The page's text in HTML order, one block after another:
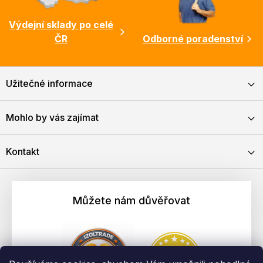
Výdejní sklady po celé
ČR
Odborné poradenství
Užitečné informace
Mohlo by vás zajímat
Kontakt
Můžete nám důvěřovat